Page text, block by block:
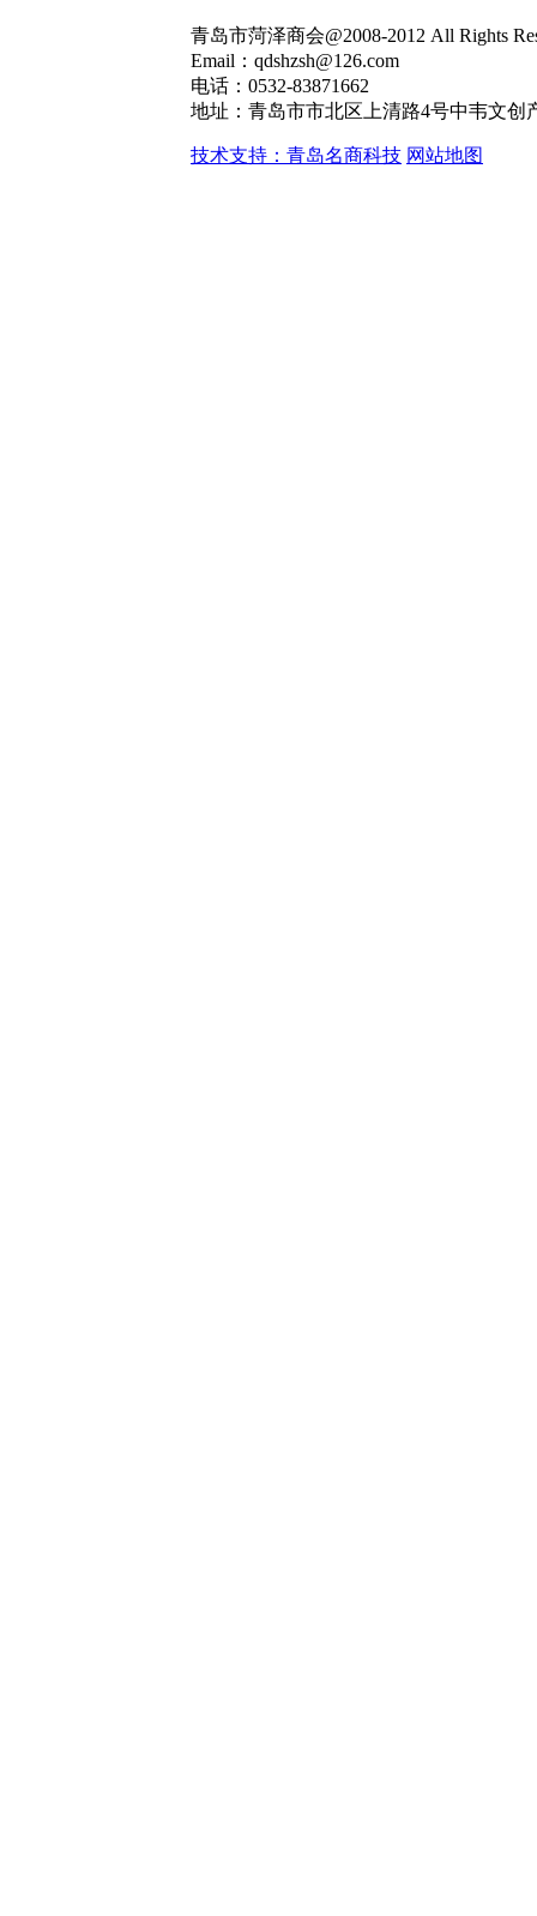
青岛市菏泽商会@2008-2012 All Rights
Email：qdshzsh@126.com
电话：0532-83871662
地址：青岛市市北区上清路4号中韦文创
技术支持：青岛名商科技 网站地图